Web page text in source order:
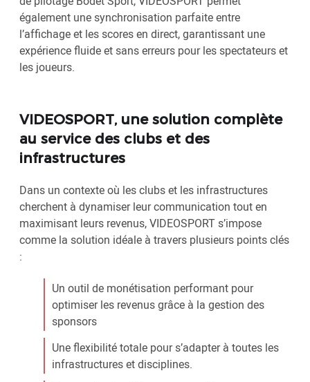
également une synchronisation parfaite entre
l’affichage et les scores en direct, garantissant une
expérience fluide et sans erreurs pour les spectateurs et
les joueurs.
VIDEOSPORT, une solution complète
au service des clubs et des
infrastructures
Dans un contexte où les clubs et les infrastructures
cherchent à dynamiser leur communication tout en
maximisant leurs revenus, VIDEOSPORT s’impose
comme la solution idéale à travers plusieurs points clés
:
Un outil de monétisation performant pour
optimiser les revenus grâce à la gestion des
sponsors
Une flexibilité totale pour s’adapter à toutes les
infrastructures et disciplines.